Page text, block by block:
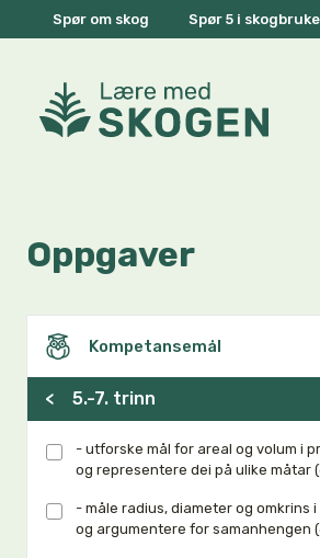
Spør om skog Spør 5 i
Oppgaver
Kompetansemål
< 5.-7. trinn
- utforske mål for areal og volum i
og representere dei på ulike måtar
- måle radius, diameter og omkrins
og argumentere for samanhengen